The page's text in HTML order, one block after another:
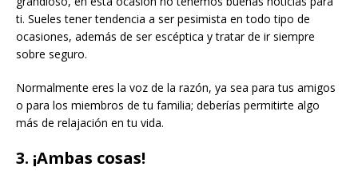
ti. Sueles tener tendencia a ser pesimista en todo tipo de
ocasiones, además de ser escéptica y tratar de ir siempre
sobre seguro.
Normalmente eres la voz de la razón, ya sea para tus amigos
o para los miembros de tu familia; deberías permitirte algo
más de relajación en tu vida.
3. ¡Ambas cosas!